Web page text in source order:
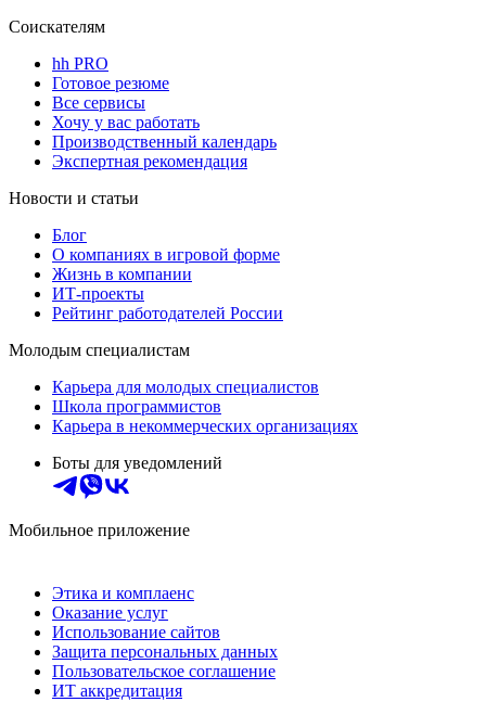
Соискателям
hh PRO
Готовое резюме
Все сервисы
Хочу у вас работать
Производственный календарь
Экспертная рекомендация
Новости и статьи
Блог
О компаниях в игровой форме
Жизнь в компании
ИТ-проекты
Рейтинг работодателей России
Молодым специалистам
Карьера для молодых специалистов
Школа программистов
Карьера в некоммерческих организациях
Боты для уведомлений
Мобильное приложение
Этика и комплаенс
Оказание услуг
Использование сайтов
Защита персональных данных
Пользовательское соглашение
ИТ аккредитация